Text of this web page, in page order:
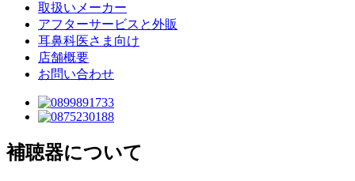
取扱いメーカー
アフターサービスと外販
耳鼻科医さま向け
店舗概要
お問い合わせ
補聴器について